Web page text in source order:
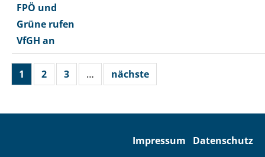
FPÖ und
Grüne rufen
VfGH an
1 2 3 … nächste
Impressum Datenschutz